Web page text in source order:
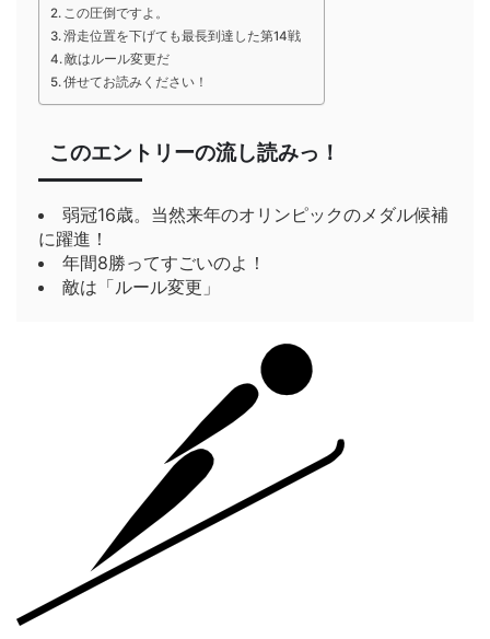
この圧倒ですよ。
滑走位置を下げても最長到達した第14戦
敵はルール変更だ
併せてお読みください！
このエントリーの流し読みっ！
弱冠16歳。当然来年のオリンピックのメダル候補
に躍進！
年間8勝ってすごいのよ！
敵は「ルール変更」